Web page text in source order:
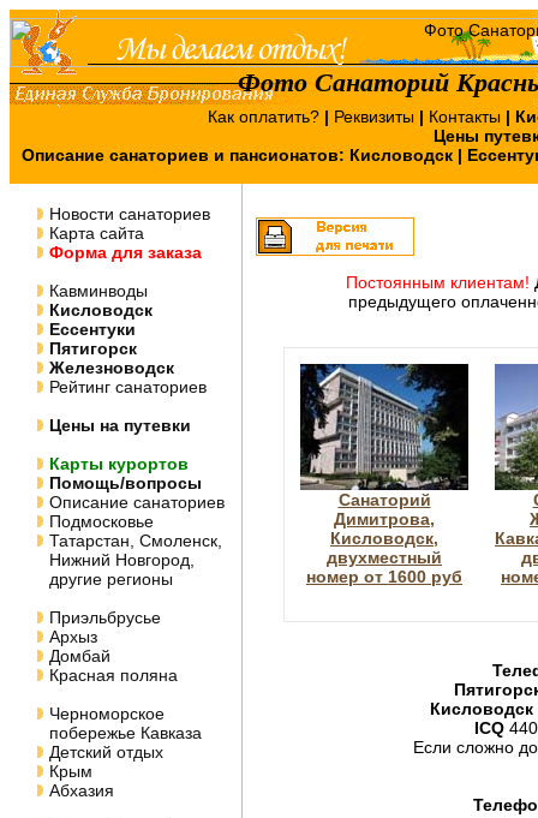
Фото Санаторий
Как оплатить? | Реквизиты | Контакты |
Цены
Описание санаториев и пансионатов: Кисловодск |
Новости санаториев
Карта сайта
Форма для заказа
Кавминводы
Кисловодск
Ессентуки
Пятигорск
Железноводск
Рейтинг санаториев
Цены на путевки
Карты курортов
Помощь/вопросы
Описание санаториев
Подмосковье
Татарстан, Смоленск,
Нижний Новгород,
другие регионы
Приэльбрусье
Архыз
Домбай
Красная поляна
Черноморское
побережье Кавказа
Детский отдых
Крым
Абхазия
Постоянным клиентам!
предыдущего
Санаторий
Димитрова,
Кисловодск,
двухместный
номер от 1600 руб
Кисловодск
ICQ
Если сложно